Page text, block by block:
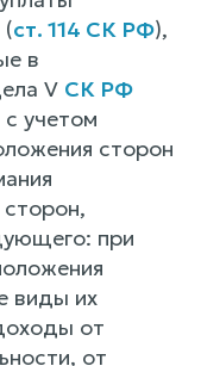
ст. 114 СК РФ),
в
V СК РФ
учетом
сторон
при
виды их
от
от